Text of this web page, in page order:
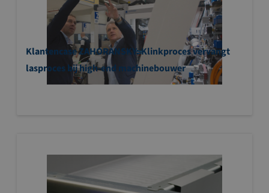
Klantencase ZAHORANSKY: Klinkproces vervangt
lasproces bij high-end machinebouwer